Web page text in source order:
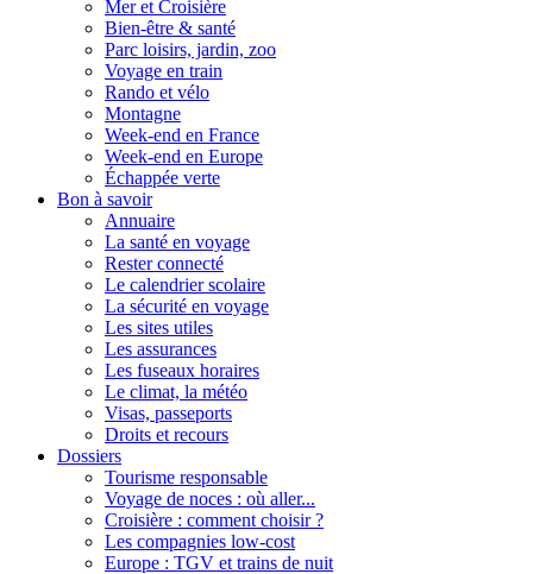
Mer et Croisière
Bien-être & santé
Parc loisirs, jardin, zoo
Voyage en train
Rando et vélo
Montagne
Week-end en France
Week-end en Europe
Échappée verte
Bon à savoir
Annuaire
La santé en voyage
Rester connecté
Le calendrier scolaire
La sécurité en voyage
Les sites utiles
Les assurances
Les fuseaux horaires
Le climat, la météo
Visas, passeports
Droits et recours
Dossiers
Tourisme responsable
Voyage de noces : où aller...
Croisière : comment choisir ?
Les compagnies low-cost
Europe : TGV et trains de nuit